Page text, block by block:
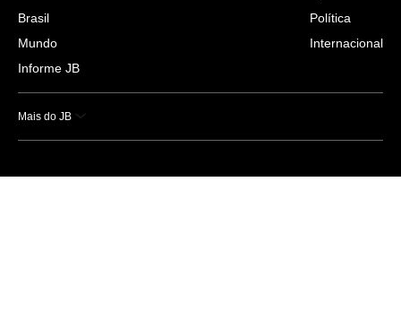
Brasil
Mundo
Informe JB
Política
Internacional
Mais do JB
Esportes